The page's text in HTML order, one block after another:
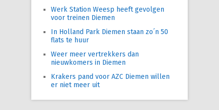
Werk Station Weesp heeft gevolgen
voor treinen Diemen
In Holland Park Diemen staan zo´n 50
flats te huur
Weer meer vertrekkers dan
nieuwkomers in Diemen
Krakers pand voor AZC Diemen willen
er niet meer uit